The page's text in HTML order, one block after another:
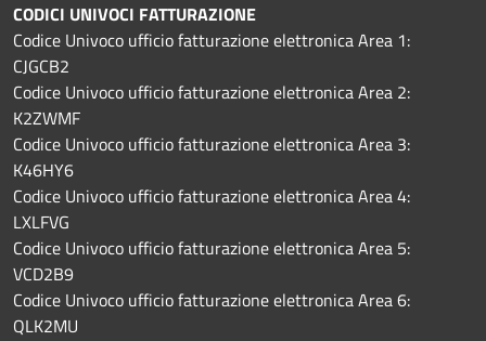
CODICI UNIVOCI FATTURAZIONE
Codice Univoco ufficio fatturazione elettronica Area 1:
CJGCB2
Codice Univoco ufficio fatturazione elettronica Area 2:
K2ZWMF
Codice Univoco ufficio fatturazione elettronica Area 3:
K46HY6
Codice Univoco ufficio fatturazione elettronica Area 4:
LXLFVG
Codice Univoco ufficio fatturazione elettronica Area 5:
VCD2B9
Codice Univoco ufficio fatturazione elettronica Area 6:
QLK2MU